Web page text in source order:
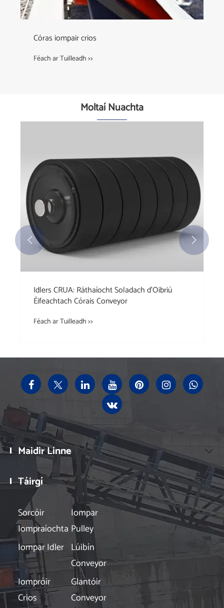
Córas iompair crios
Féach ar Tuilleadh >>
Moltaí Nuachta
Idlers CRUA: Ráthaíocht Soladach d'Oibriú
Éifeachtach Córais Conveyor
Féach ar Tuilleadh >>
 
Maidir Linne 
Táirgí 
Sorcóir
Iompraíochta
Iompar
Pulley
Iompar Idler Lúibín
Conveyor
Iompróir
Crios
Glantóir
Conveyor